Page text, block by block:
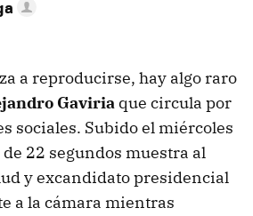
a reproducirse, hay algo raro
Gaviria que circula por
sociales. Subido el miércoles
22 segundos muestra al
y excandidato presidencial
a la cámara mientras